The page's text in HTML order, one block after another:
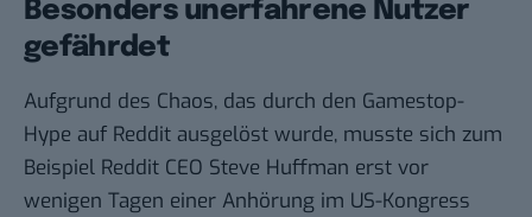
Besonders unerfahrene Nutzer
gefährdet
Aufgrund des Chaos, das durch den Gamestop-
Hype auf Reddit ausgelöst wurde, musste sich zum
Beispiel Reddit CEO Steve Huffman erst vor
wenigen Tagen einer Anhörung im US-Kongress